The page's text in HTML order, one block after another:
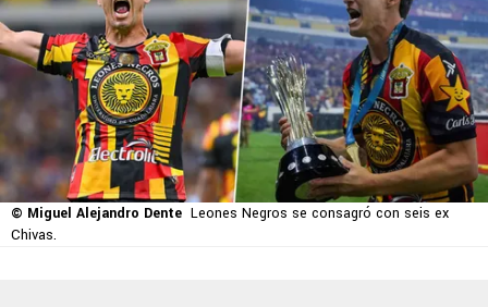
© Miguel Alejandro Dente Leones Negros se consagró con seis ex
Chivas.